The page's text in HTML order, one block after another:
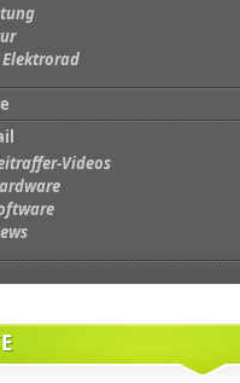
Elektrorad
Videos